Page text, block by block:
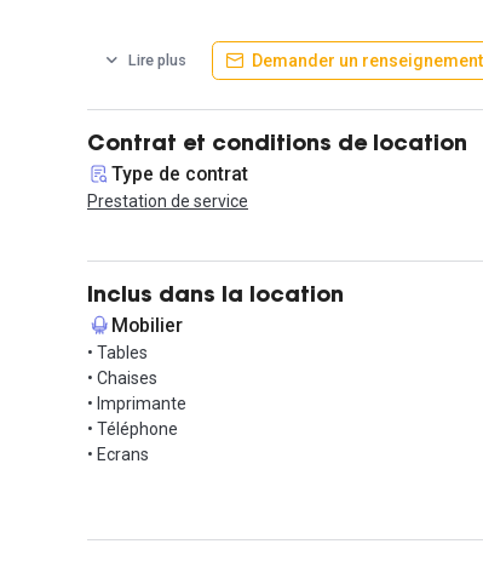
Profitez d'un espace disposant de 4 postes de
Les services inclus : imprimante, scanner,
Une salle de réunion est également mise à votre
- Contrat de prestation de services
N'hésitez plus et contactez-nous pour organiser des
Lire plus Demander un renseignement
Contrat et conditions de location
Type de contrat
Prestation de service
Inclus dans la location
Mobilier
• Tables
• Chaises
• Imprimante
• Téléphone
• Ecrans